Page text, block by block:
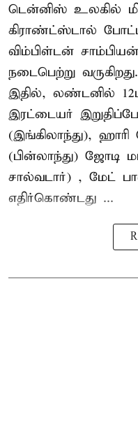
டென்னிஸ் உலகில்
கிராண்ட்ஸ்டால்
விம்பிள்டன்
நடைபெற்று வருகிறது.
இதில், லண்டனில்
இரட்டையர்
(இங்கிலாந்து),
(பின்லாந்து)
சால்வடார்) , மேட்
எதிர்கொண்டது ...